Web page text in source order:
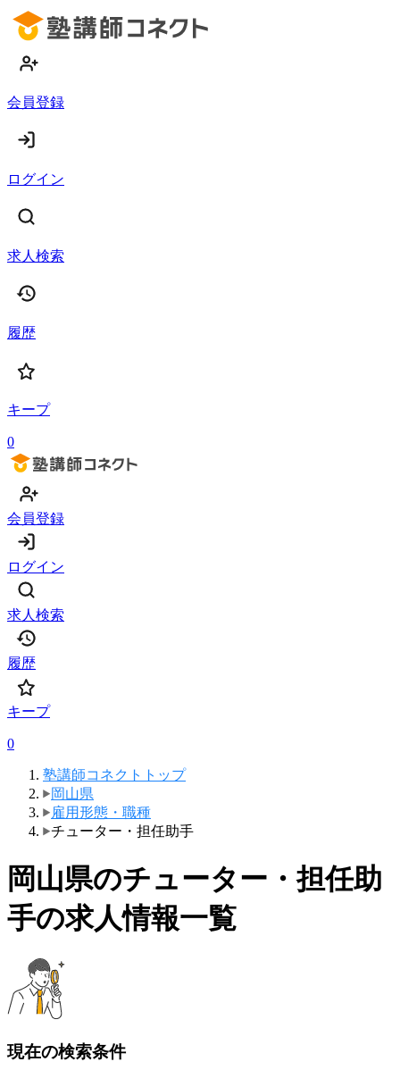
会員登録
ログイン
求人検索
履歴
キープ
0
会員登録
ログイン
求人検索
履歴
キープ
0
塾講師コネクトトップ
岡山県
雇用形態・職種
チューター・担任助手
岡山県のチューター・担任助
手の求人情報一覧
現在の検索条件